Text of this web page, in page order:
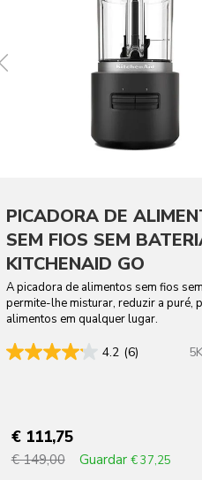
PICADORA DE
SEM FIOS SEM
KITCHENAID GO
A picadora de alimentos sem fios
permite-lhe misturar, reduzir a puré,
alimentos em qualquer lugar.
4.2 (6)
€ 111,75
€ 149,00 Guardar € 37,25